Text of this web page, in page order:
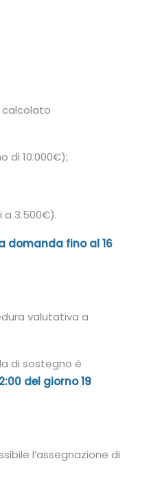
calcolato
di 10.000€);
3.500€).
domanda fino al 16
valutativa a
di sostegno è
del giorno 19
l’assegnazione di